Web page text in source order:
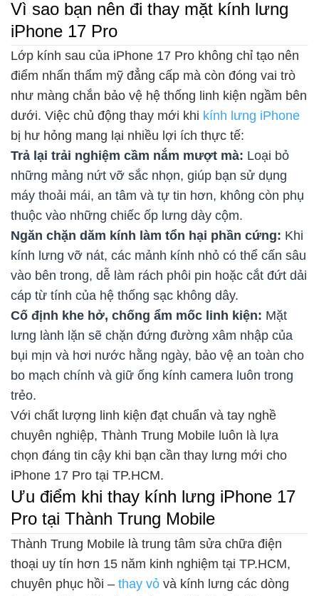
Vì sao bạn nên đi thay mặt kính lưng
iPhone 17 Pro
Lớp kính sau của iPhone 17 Pro không chỉ tạo nên
điểm nhấn thẩm mỹ đẳng cấp mà còn đóng vai trò
như màng chắn bảo vệ hệ thống linh kiện ngầm bên
dưới. Việc chủ động thay mới khi kính lưng iPhone
bị hư hỏng mang lại nhiều lợi ích thực tế:
Trả lại trải nghiệm cầm nắm mượt mà: Loại bỏ
những mảng nứt vỡ sắc nhọn, giúp bạn sử dụng
máy thoải mái, an tâm và tự tin hơn, không còn phụ
thuộc vào những chiếc ốp lưng dày cộm.
Ngăn chặn dăm kính làm tổn hại phần cứng: Khi
kính lưng vỡ nát, các mảnh kính nhỏ có thể cấn sâu
vào bên trong, dễ làm rách phôi pin hoặc cắt đứt dải
cáp từ tính của hệ thống sạc không dây.
Cố định khe hở, chống ẩm mốc linh kiện: Mặt
lưng lành lặn sẽ chặn đứng đường xâm nhập của
bụi mịn và hơi nước hằng ngày, bảo vệ an toàn cho
bo mạch chính và giữ ống kính camera luôn trong
trẻo.
Với chất lượng linh kiện đạt chuẩn và tay nghề
chuyên nghiệp, Thành Trung Mobile luôn là lựa
chọn đáng tin cậy khi bạn cần thay lưng mới cho
iPhone 17 Pro tại TP.HCM.
Ưu điểm khi thay kính lưng iPhone 17
Pro tại Thành Trung Mobile
Thành Trung Mobile là trung tâm sửa chữa điện
thoại uy tín hơn 15 năm kinh nghiệm tại TP.HCM,
chuyên phục hồi – thay vỏ và kính lưng các dòng